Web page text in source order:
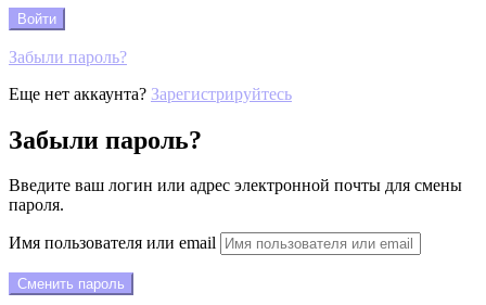
Забыли пароль?
Еще нет аккаунта? Зарегистрируйтесь
Забыли пароль?
Введите ваш логин или адрес электронной почты для смены
пароля.
Имя пользователя или email